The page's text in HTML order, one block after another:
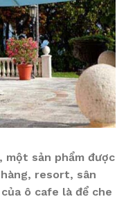
một sản phẩm được
resort, sân
ô cafe là để che